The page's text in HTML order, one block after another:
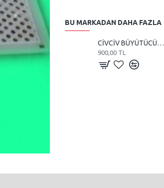
BU MARKADAN DAHA FAZLA
CİVCİV BÜYÜTÜCÜ VE KULUÇKA 110 WATT REZİSTANS
900,00 TL